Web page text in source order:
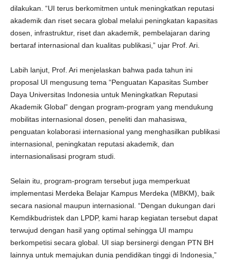
dilakukan. “UI terus berkomitmen untuk meningkatkan reputasi
akademik dan riset secara global melalui peningkatan kapasitas
dosen, infrastruktur, riset dan akademik, pembelajaran daring
bertaraf internasional dan kualitas publikasi,” ujar Prof. Ari.
Labih lanjut, Prof. Ari menjelaskan bahwa pada tahun ini
proposal UI mengusung tema “Penguatan Kapasitas Sumber
Daya Universitas Indonesia untuk Meningkatkan Reputasi
Akademik Global” dengan program-program yang mendukung
mobilitas internasional dosen, peneliti dan mahasiswa,
penguatan kolaborasi internasional yang menghasilkan publikasi
internasional, peningkatan reputasi akademik, dan
internasionalisasi program studi.
Selain itu, program-program tersebut juga memperkuat
implementasi Merdeka Belajar Kampus Merdeka (MBKM), baik
secara nasional maupun internasional. “Dengan dukungan dari
Kemdikbudristek dan LPDP, kami harap kegiatan tersebut dapat
terwujud dengan hasil yang optimal sehingga UI mampu
berkompetisi secara global. UI siap bersinergi dengan PTN BH
lainnya untuk memajukan dunia pendidikan tinggi di Indonesia,”